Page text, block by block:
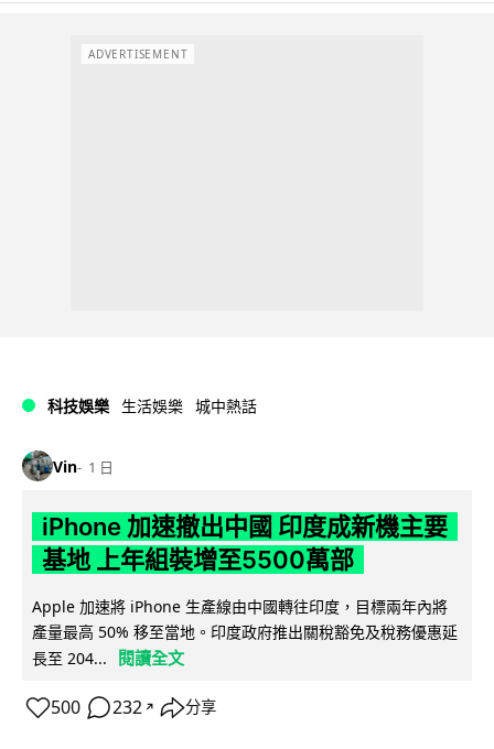
ADVERTISEMENT
科技娛樂 生活娛樂 城中熱話
Vin 1 日
iPhone 加速撤出中國 印度成新機主要
基地 上年組裝增至5500萬部
Apple 加速將 iPhone 生產線由中國轉往印度，目標兩年內將
產量最高 50% 移至當地。印度政府推出關稅豁免及稅務優惠延
長至 204...
閱讀全文
500 232 ↗ 分享